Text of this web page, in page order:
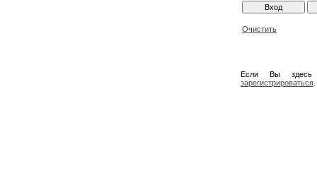
Очистить
Если Вы
зарегистрироваться